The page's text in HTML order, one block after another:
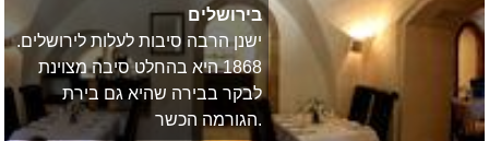
בירושלים
ישנן הרבה סיבות לעלות לירושלים.
1868 היא בהחלט סיבה מצוינת
לבקר בבירה שהיא גם בירת
הגורמה הכשר.